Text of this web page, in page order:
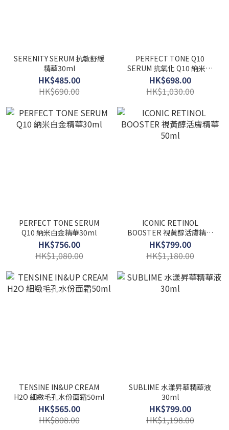
SERENITY SERUM 抗敏舒緩
精華30ml
HK$485.00
HK$690.00
PERFECT TONE Q10
SERUM 抗氧化 Q10 納米白
金精華30ml
HK$698.00
HK$1,030.00
PERFECT TONE SERUM
Q10 納米白金精華30ml
HK$756.00
HK$1,080.00
ICONIC RETINOL
BOOSTER 視黃醇活膚精華
50ml
HK$799.00
HK$1,180.00
TENSINE IN&UP CREAM
H2O 細緻毛孔水份面霜50ml
HK$565.00
HK$808.00
SUBLIME 水漾昇華精華液
30ml
HK$799.00
HK$1,198.00